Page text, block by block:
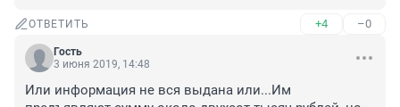
ОТВЕТИТЬ +4 –0
Гость
3 июня 2019, 14:48
Или информация не вся выдана или...Им